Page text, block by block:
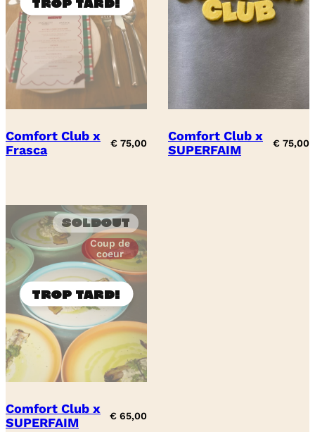
Comfort Club x
Frasca
€ 75,00
Comfort Club x
SUPERFAIM
€ 75,00
Soldout
Coup de
coeur
Comfort Club x
SUPERFAIM
€ 65,00